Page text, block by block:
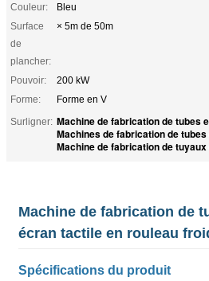
Couleur:
Bleu
Surface
de
plancher:
× 5m de 50m
Pouvoir:
200 kW
Forme:
Forme en V
Surligner: Machine de fabrication de tubes
Machines de fabrication de
Machine de fabrication de
Machine de fabrication de
écran tactile en rouleau
Spécifications du produit